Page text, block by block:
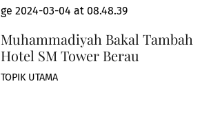
Muhammadiyah Bakal Tambah
Hotel SM Tower Berau
TOPIK UTAMA